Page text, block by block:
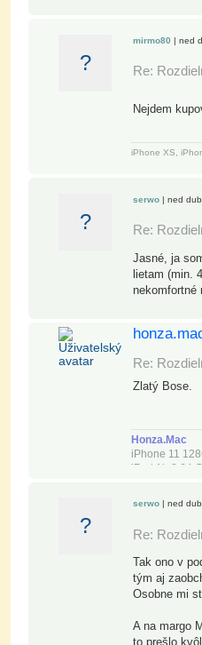
?
mirmo80 | ned
Re:
Nejdem
iPhone XS,
?
serwo | ned
Re:
Jasné, ja
lietam (min.
nekomfortné
Re:
Zlatý Bose.
Honza.Mac
iPhone 11
iPad Air 2 64
USB 3.0
?
serwo | ned
Re:
Tak ono v
tým aj
Osobne mi
A na margo
to prešlo